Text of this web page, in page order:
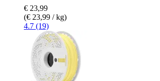
€ 23,99
(€ 23,99 / kg)
4.7 (19)